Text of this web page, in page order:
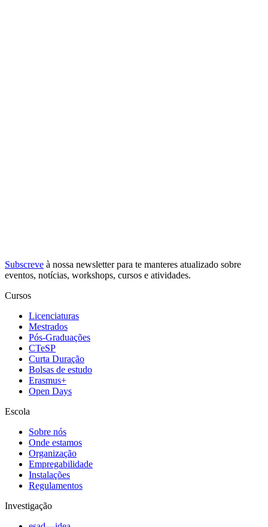
Subscreve à nossa newsletterpara te manteres atualizado sobre
eventos, notícias, workshops, cursos e atividades.
Cursos
Licenciaturas
Mestrados
Pós-Graduações
CTeSP
Curta Duração
Bolsas de estudo
Erasmus+
Open Days
Escola
Sobre nós
Onde estamos
Organização
Empregabilidade
Instalações
Regulamentos
Investigação